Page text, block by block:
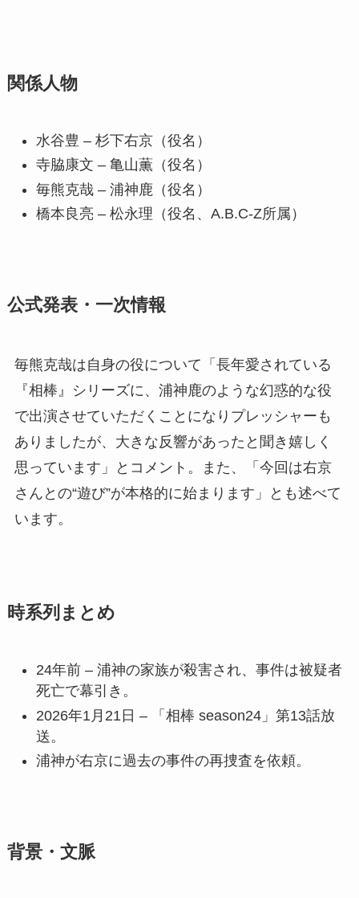
関係人物
水谷豊 – 杉下右京（役名）
寺脇康文 – 亀山薫（役名）
毎熊克哉 – 浦神鹿（役名）
橋本良亮 – 松永理（役名、A.B.C-Z所属）
公式発表・一次情報
毎熊克哉は自身の役について「長年愛されている
『相棒』シリーズに、浦神鹿のような幻惑的な役
で出演させていただくことになりプレッシャーも
ありましたが、大きな反響があったと聞き嬉しく
思っています」とコメント。また、「今回は右京
さんとの“遊び”が本格的に始まります」とも述べて
います。
時系列まとめ
24年前 – 浦神の家族が殺害され、事件は被疑者
死亡で幕引き。
2026年1月21日 – 「相棒 season24」第13話放
送。
浦神が右京に過去の事件の再捜査を依頼。
背景・文脈